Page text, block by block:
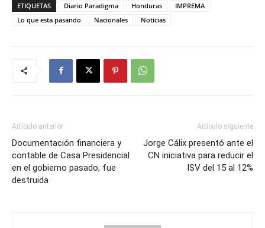
ETIQUETAS Diario Paradigma Honduras
IMPREMA
Lo que esta pasando
Nacionales Noticias
Artículo anterior
Documentación financiera y
contable de Casa Presidencial
en el gobierno pasado, fue
destruida
Artículo siguiente
Jorge Cálix presentó ante el
CN iniciativa para reducir el
ISV del 15 al 12%